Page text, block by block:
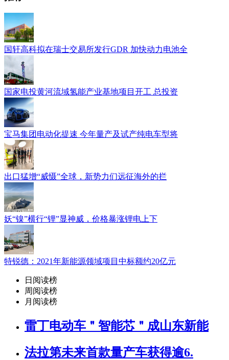
国轩高科拟在瑞士交易所发行GDR 加快动力电池全
国家电投黄河流域氢能产业基地项目开工 总投资
宝马集团电动化提速 今年量产及试产纯电车型将
出口猛增“威慑”全球，新势力们远征海外的拦
妖“镍”横行“锂”显神威，价格暴涨锂电上下
特锐德：2021年新能源领域项目中标额约20亿元
日阅读榜
周阅读榜
月阅读榜
雷丁电动车＂智能芯＂成山东新能
法拉第未来首款量产车获得逾6.